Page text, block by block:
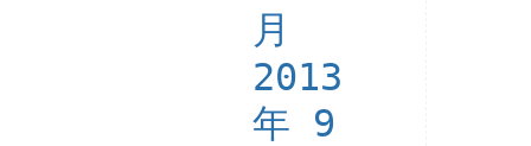
月
2013
年 9